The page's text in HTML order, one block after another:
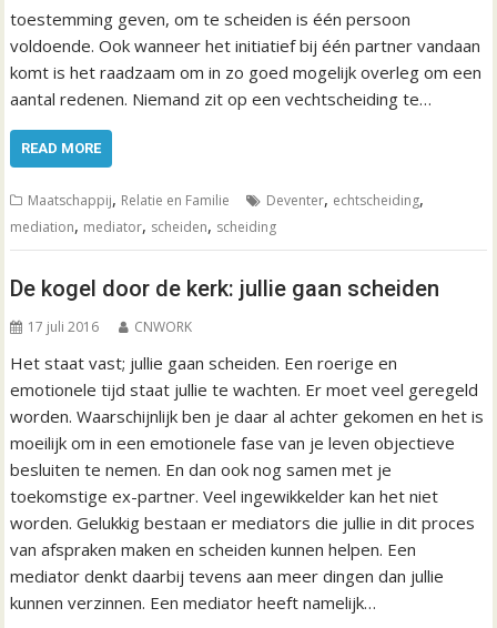
toestemming geven, om te scheiden is één persoon
voldoende. Ook wanneer het initiatief bij één partner vandaan
komt is het raadzaam om in zo goed mogelijk overleg om een
aantal redenen. Niemand zit op een vechtscheiding te…
READ MORE
Maatschappij, Relatie en Familie Deventer, echtscheiding,
mediation, mediator, scheiden, scheiding
De kogel door de kerk: jullie gaan scheiden
17 juli 2016 CNWORK
Het staat vast; jullie gaan scheiden. Een roerige en
emotionele tijd staat jullie te wachten. Er moet veel geregeld
worden. Waarschijnlijk ben je daar al achter gekomen en het is
moeilijk om in een emotionele fase van je leven objectieve
besluiten te nemen. En dan ook nog samen met je
toekomstige ex-partner. Veel ingewikkelder kan het niet
worden. Gelukkig bestaan er mediators die jullie in dit proces
van afspraken maken en scheiden kunnen helpen. Een
mediator denkt daarbij tevens aan meer dingen dan jullie
kunnen verzinnen. Een mediator heeft namelijk…